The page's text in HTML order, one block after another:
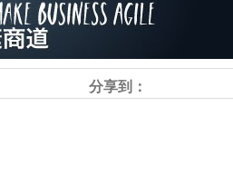
分享到：